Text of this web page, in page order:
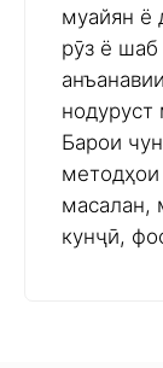
муайян ё
рӯз ё шаб
Барои
масалан,
кунҷӣ,